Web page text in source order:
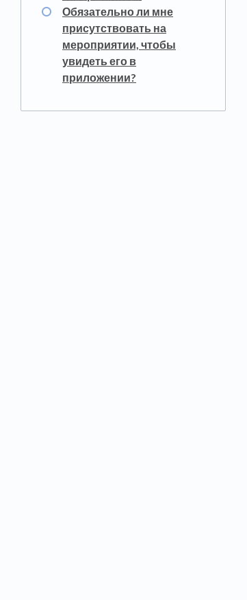
Обязательно ли мне
присутствовать на
мероприятии, чтобы
увидеть его в
приложении?